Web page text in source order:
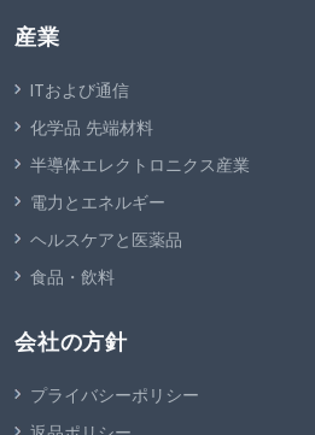
産業
ITおよび通信
化学品 先端材料
半導体エレクトロニクス産業
電力とエネルギー
ヘルスケアと医薬品
食品・飲料
会社の方針
プライバシーポリシー